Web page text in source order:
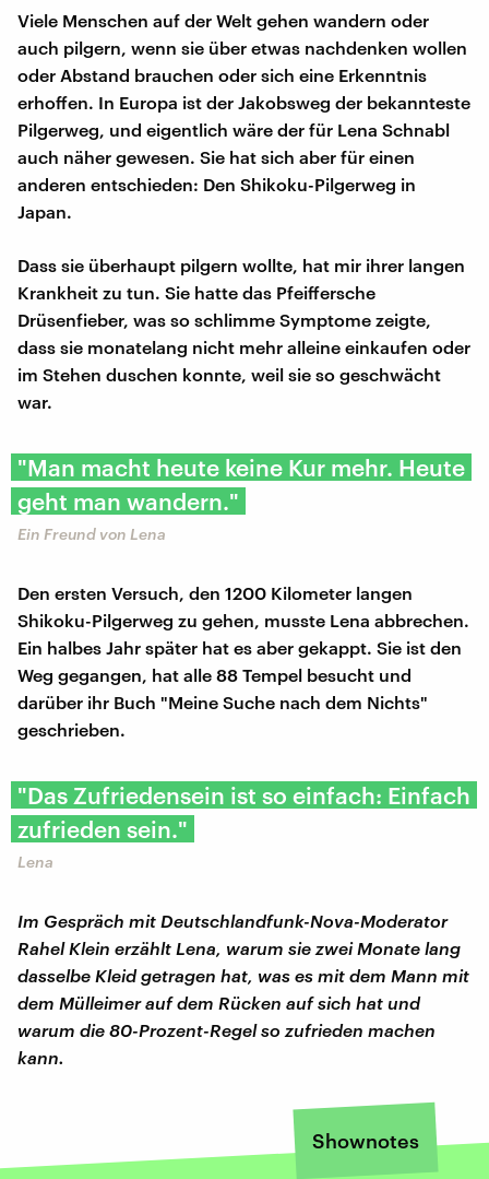
Viele Menschen auf der Welt gehen wandern oder
auch pilgern, wenn sie über etwas nachdenken wollen
oder Abstand brauchen oder sich eine Erkenntnis
erhoffen. In Europa ist der Jakobsweg der bekannteste
Pilgerweg, und eigentlich wäre der für Lena Schnabl
auch näher gewesen. Sie hat sich aber für einen
anderen entschieden: Den Shikoku-Pilgerweg in
Japan.
Dass sie überhaupt pilgern wollte, hat mir ihrer langen
Krankheit zu tun. Sie hatte das Pfeiffersche
Drüsenfieber, was so schlimme Symptome zeigte,
dass sie monatelang nicht mehr alleine einkaufen oder
im Stehen duschen konnte, weil sie so geschwächt
war.
"Man macht heute keine Kur mehr. Heute
geht man wandern."
Ein Freund von Lena
Den ersten Versuch, den 1200 Kilometer langen
Shikoku-Pilgerweg zu gehen, musste Lena abbrechen.
Ein halbes Jahr später hat es aber gekappt. Sie ist den
Weg gegangen, hat alle 88 Tempel besucht und
darüber ihr Buch "Meine Suche nach dem Nichts"
geschrieben.
"Das Zufriedensein ist so einfach: Einfach
zufrieden sein."
Lena
Im Gespräch mit Deutschlandfunk-Nova-Moderator
Rahel Klein erzählt Lena, warum sie zwei Monate lang
dasselbe Kleid getragen hat, was es mit dem Mann mit
dem Mülleimer auf dem Rücken auf sich hat und
warum die 80-Prozent-Regel so zufrieden machen
kann.
Shownotes